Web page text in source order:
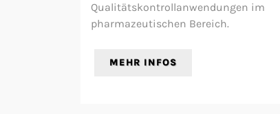
Qualitätskontrollanwendungen im
pharmazeutischen Bereich.
MEHR INFOS